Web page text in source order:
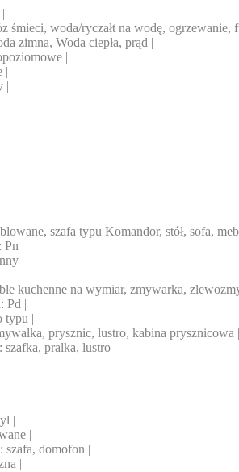
śmieci, woda/ryczałt na wodę, ogrzewanie,
zimna, Woda ciepła, prąd |
|
|
|
szafa typu Komandor, stół, sofa,
Pn |
|
kuchenne na wymiar, zmywarka,
Pd |
typu |
prysznic, lustro, kabina prysznicowa |
szafka, pralka, lustro |
|
|
szafa, domofon |
|